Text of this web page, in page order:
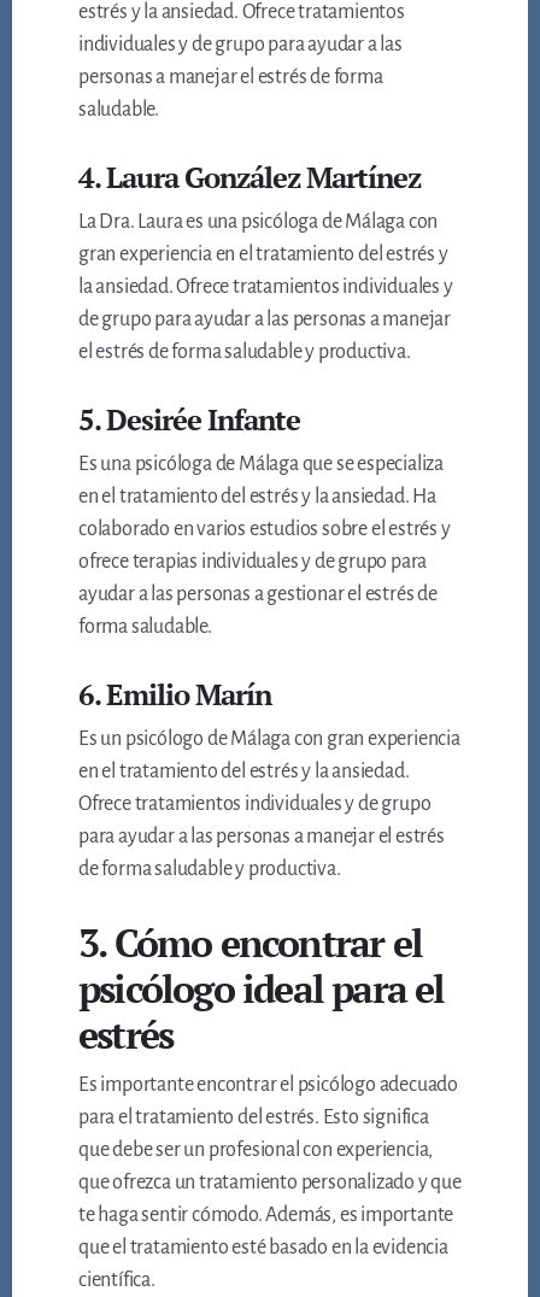
estrés y la ansiedad. Ofrece tratamientos
individuales y de grupo para ayudar a las
personas a manejar el estrés de forma
saludable.
4. Laura González Martínez
La Dra. Laura es una psicóloga de Málaga con
gran experiencia en el tratamiento del estrés y
la ansiedad. Ofrece tratamientos individuales y
de grupo para ayudar a las personas a manejar
el estrés de forma saludable y productiva.
5. Desirée Infante
Es una psicóloga de Málaga que se especializa
en el tratamiento del estrés y la ansiedad. Ha
colaborado en varios estudios sobre el estrés y
ofrece terapias individuales y de grupo para
ayudar a las personas a gestionar el estrés de
forma saludable.
6. Emilio Marín
Es un psicólogo de Málaga con gran experiencia
en el tratamiento del estrés y la ansiedad.
Ofrece tratamientos individuales y de grupo
para ayudar a las personas a manejar el estrés
de forma saludable y productiva.
3. Cómo encontrar el
psicólogo ideal para el
estrés
Es importante encontrar el psicólogo adecuado
para el tratamiento del estrés. Esto significa
que debe ser un profesional con experiencia,
que ofrezca un tratamiento personalizado y que
te haga sentir cómodo. Además, es importante
que el tratamiento esté basado en la evidencia
científica.